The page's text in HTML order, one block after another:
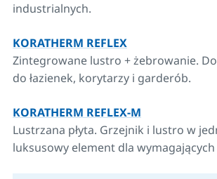
industrialnych.
KORATHERM REFLEX
Zintegrowane lustro + żebrowanie.
do łazienek, korytarzy i garderób.
KORATHERM REFLEX-M
Lustrzana płyta. Grzejnik i lustro w
luksusowy element dla